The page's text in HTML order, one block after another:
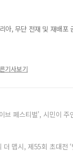
아, 무단 전재 및 재배포
기사보기
브 페스티벌’, 시민이
더 맵시, 제55회 초대전